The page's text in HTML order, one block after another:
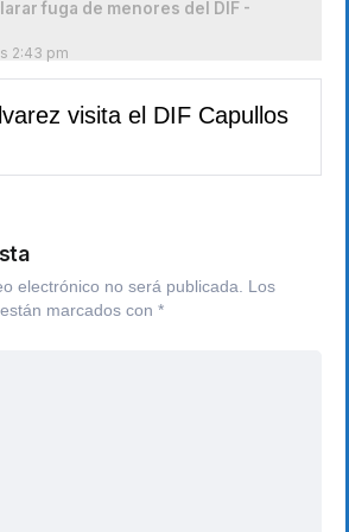
fuga de menores del DIF -
2:43 pm
visita el DIF Capullos
electrónico no será publicada. Los
marcados con *